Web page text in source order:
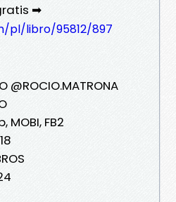
➡
libro/95812/897
@ROCIO.MATRONA
MOBI, FB2